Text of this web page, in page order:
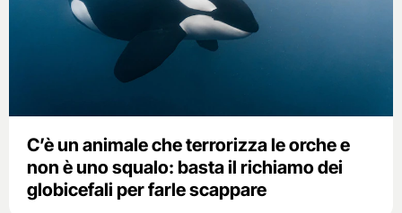
C’è un animale che terrorizza le orche e
non è uno squalo: basta il richiamo dei
globicefali per farle scappare